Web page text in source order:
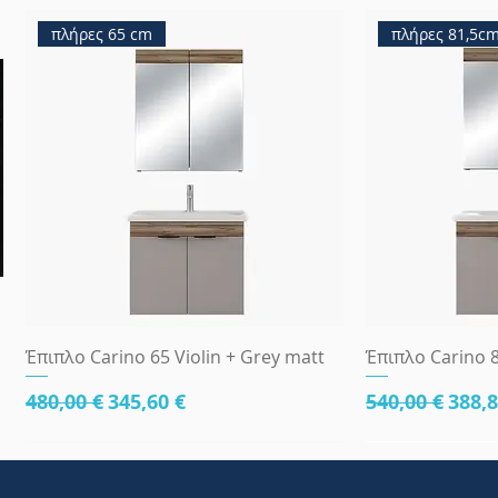
Γρήγορη προβολή
πλήρες 65 cm
Έπιπλο Carino 65 Violin + Grey matt
Κανονική τιμή
480,00 €Τιμή Έκπτωσης
345,60 €
πλήρες
Έπιπλο Carino
Κανονική
540,00 €
κάτω μέρος 81cm
83x45 κάτω μέρος